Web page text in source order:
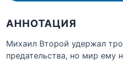
АННОТАЦИЯ
Михаил Второй удержал
предательства, но мир ему